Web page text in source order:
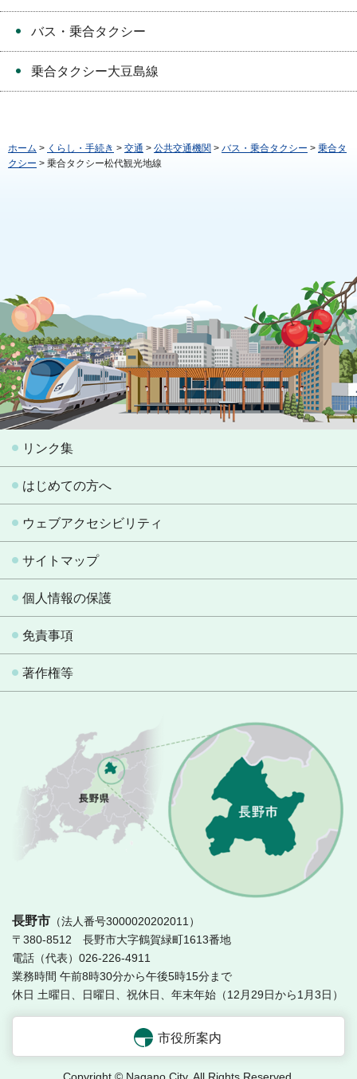
バス・乗合タクシー
乗合タクシー大豆島線
ホーム > くらし・手続き > 交通 > 公共交通機関 > バス・乗合タクシー > 乗合タ
クシー > 乗合タクシー松代観光地線
リンク集
はじめての方へ
ウェブアクセシビリティ
サイトマップ
個人情報の保護
免責事項
著作権等
長野市 （法人番号3000020202011）
〒380-8512 長野市大字鶴賀緑町1613番地
電話（代表）026-226-4911
業務時間 午前8時30分から午後5時15分まで
休日 土曜日、日曜日、祝休日、年末年始（12月29日から1月3日）
市役所案内